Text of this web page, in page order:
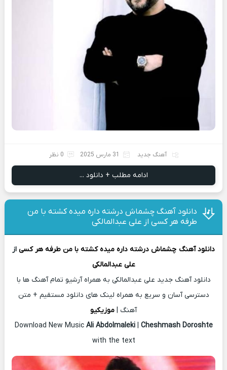
آهنگ جدید 31 مارس 2025 0 نظر
ادامه مطلب + دانلود ...
دانلود آهنگ چشماش درشته داره میده کشته با من
طرفه هر کسی از علی عبدالمالکی
دانلود آهنگ چشماش درشته داره میده کشته با من طرفه هر کسی از
علی عبدالمالکی
دانلود آهنگ جدید علی عبدالمالکی به همراه آرشیو تمام آهنگ ها با
دسترسی آسان و سریع به همراه لینک های دانلود مستقیم + متن
آهنگ | موزیکیو
Download New Music Ali Abdolmaleki| Cheshmash Doroshte
with the text